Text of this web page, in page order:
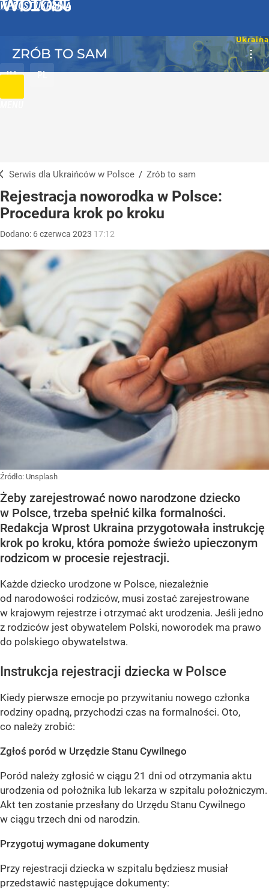
WPROST UKRAINA
UA PL
ZRÓB TO SAM
Serwis dla Ukraińców w Polsce / Zrób to sam
Rejestracja noworodka w Polsce:
Procedura krok po kroku
Dodano: 6czerwca 2023 17:12
Źródło: Unsplash
Żeby zarejestrować nowo narodzone dziecko
w Polsce, trzeba spełnić kilka formalności.
Redakcja Wprost Ukraina przygotowała instrukcję
krok po kroku, która pomoże świeżo upieczonym
rodzicom w procesie rejestracji.
Każde dziecko urodzone w Polsce, niezależnie
od narodowości rodziców, musi zostać zarejestrowane
w krajowym rejestrze i otrzymać akt urodzenia. Jeśli jedno
z rodziców jest obywatelem Polski, noworodek ma prawo
do polskiego obywatelstwa.
Instrukcja rejestracji dziecka w Polsce
Kiedy pierwsze emocje po przywitaniu nowego członka
rodziny opadną, przychodzi czas na formalności. Oto,
co należy zrobić:
Zgłoś poród w Urzędzie Stanu Cywilnego
Poród należy zgłosić w ciągu 21 dni od otrzymania aktu
urodzenia od położnika lub lekarza w szpitalu położniczym.
Akt ten zostanie przesłany do Urzędu Stanu Cywilnego
w ciągu trzech dni od narodzin.
Przygotuj wymagane dokumenty
Przy rejestracji dziecka w szpitalu będziesz musiał
przedstawić następujące dokumenty: